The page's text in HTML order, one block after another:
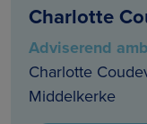
Charlotte
Adviserend
Charlotte
Middelkerke